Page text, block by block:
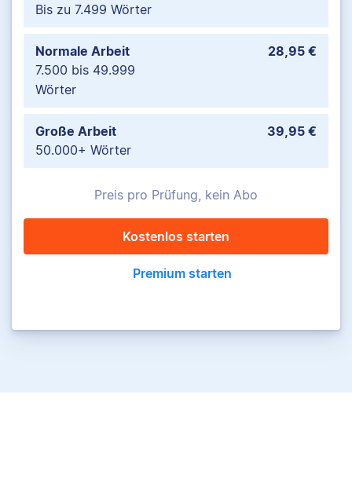
Bis zu 7.499 Wörter
Normale Arbeit
7.500 bis 49.999
Wörter
28,95 €
Große Arbeit
50.000+ Wörter
39,95 €
Preis pro Prüfung, kein Abo
Kostenlos starten
Premium starten